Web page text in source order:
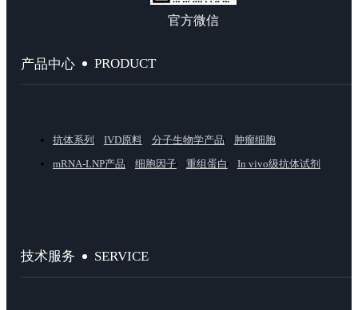
官方微信
产品中心 PRODUCT
抗体系列 IVD原料 分子生物学产品
肿瘤细胞
mRNA-LNP产品
细胞因子 重组蛋白 In vivo级抗体试剂
技术服务 SERVICE